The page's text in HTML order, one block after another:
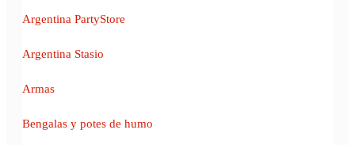
Argentina PartyStore
Argentina Stasio
Armas
Bengalas y potes de humo